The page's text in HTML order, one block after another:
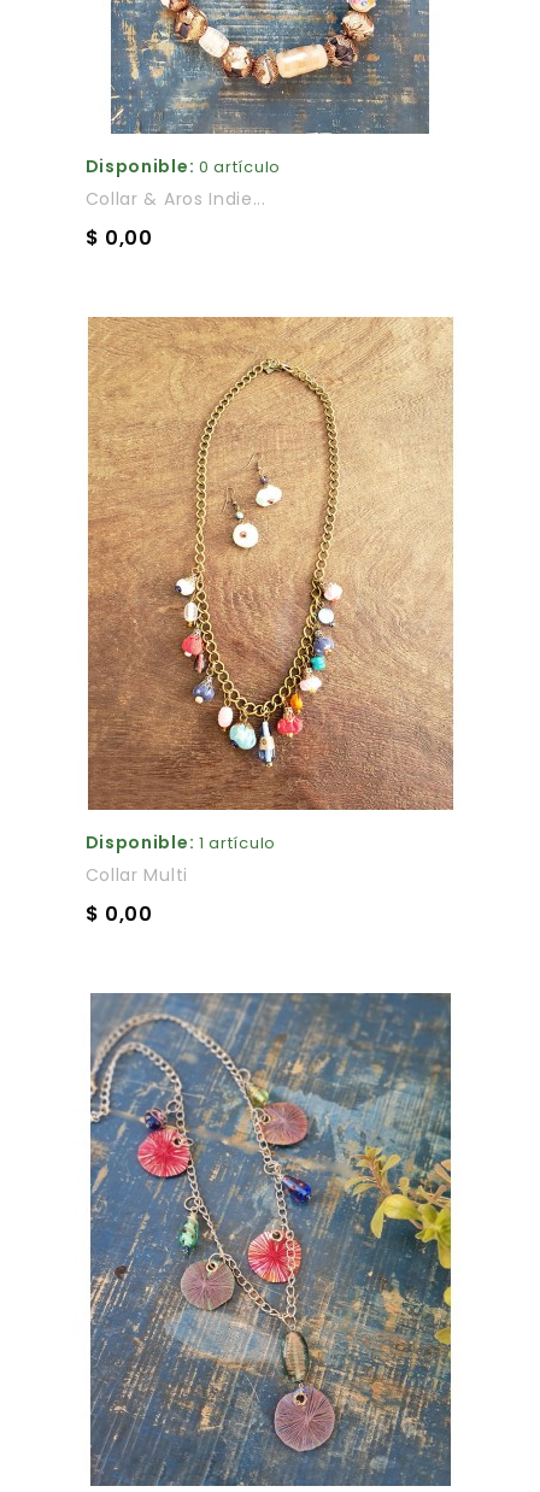
Disponible: 0 artículo
Collar & Aros Indie...
$ 0,00
Disponible: 1 artículo
Collar Multi
$ 0,00